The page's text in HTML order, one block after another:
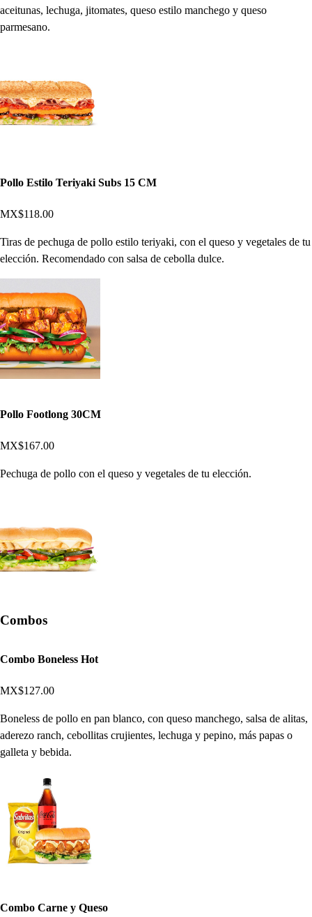
aceitunas, lechuga, jitomates, queso estilo manchego y queso
parmesano.
Pollo Estilo Teriyaki Subs 15 CM
MX$118.00
Tiras de pechuga de pollo estilo teriyaki, con el queso y vegetales de tu
elección. Recomendado con salsa de cebolla dulce.
Pollo Footlong 30CM
MX$167.00
Pechuga de pollo con el queso y vegetales de tu elección.
Combos
Combo Boneless Hot
MX$127.00
Boneless de pollo en pan blanco, con queso manchego, salsa de alitas,
aderezo ranch, cebollitas crujientes, lechuga y pepino, más papas o
galleta y bebida.
Combo Carne y Queso